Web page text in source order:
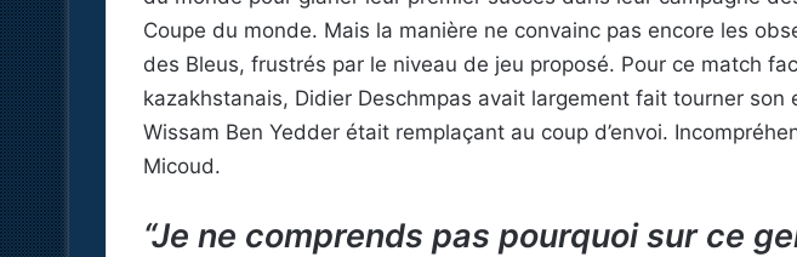
Coupe du monde. Mais la manière ne convainc pas encore les
des Bleus, frustrés par le niveau de jeu proposé. Pour ce match
kazakhstanais, Didier Deschmpas avait largement fait tourner son
Wissam Ben Yedder était remplaçant au coup d’envoi.
Micoud.
“Je ne comprends pas pourquoi sur ce